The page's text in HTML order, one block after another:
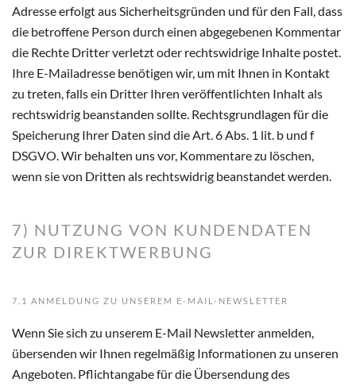
Adresse erfolgt aus Sicherheitsgründen und für den Fall, dass
die betroffene Person durch einen abgegebenen Kommentar
die Rechte Dritter verletzt oder rechtswidrige Inhalte postet.
Ihre E-Mailadresse benötigen wir, um mit Ihnen in Kontakt
zu treten, falls ein Dritter Ihren veröffentlichten Inhalt als
rechtswidrig beanstanden sollte. Rechtsgrundlagen für die
Speicherung Ihrer Daten sind die Art. 6 Abs. 1 lit. b und f
DSGVO. Wir behalten uns vor, Kommentare zu löschen,
wenn sie von Dritten als rechtswidrig beanstandet werden.
7) NUTZUNG VON KUNDENDATEN
ZUR DIREKTWERBUNG
7.1 ANMELDUNG ZU UNSEREM E-MAIL-NEWSLETTER
Wenn Sie sich zu unserem E-Mail Newsletter anmelden,
übersenden wir Ihnen regelmäßig Informationen zu unseren
Angeboten. Pflichtangabe für die Übersendung des